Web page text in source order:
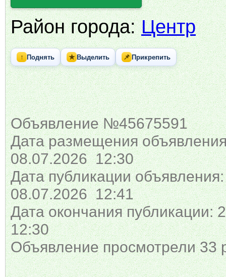
Район города:Центр
↑ Поднять ★ Выделить 📌 Прикрепить
Объявление №45675591
Дата размещения
08.07.2026 12:30
Дата публикации объявления:
08.07.2026 12:41
Дата окончания публикации:
12:30
Объявление просмотрели 33